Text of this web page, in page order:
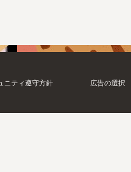
ニティ遵守方針 広告の選択